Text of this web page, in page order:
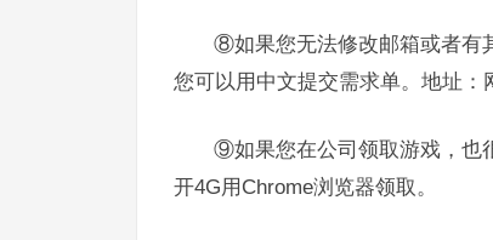
⑧如果您无法修改邮箱或者有
您可以用中文提交需求单。地址：
⑨如果您在公司领取游戏，也
开4G用Chrome浏览器领取。